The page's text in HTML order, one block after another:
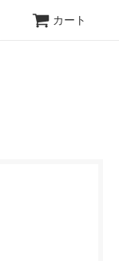
カート